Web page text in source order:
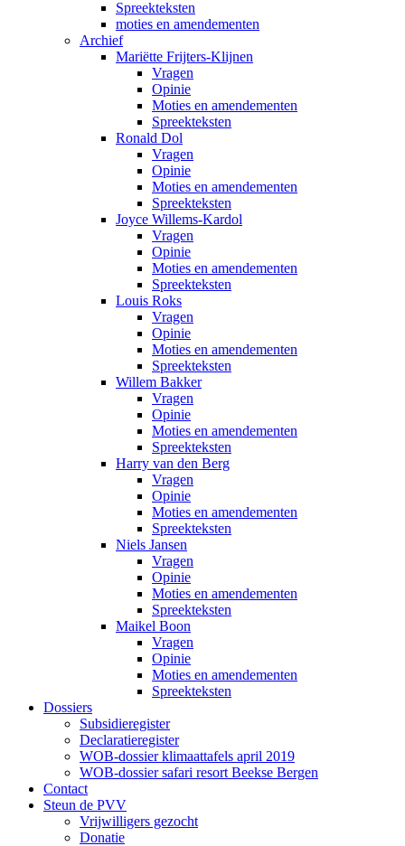
Spreekteksten
moties en amendementen
Archief
Mariëtte Frijters-Klijnen
Vragen
Opinie
Moties en amendementen
Spreekteksten
Ronald Dol
Vragen
Opinie
Moties en amendementen
Spreekteksten
Joyce Willems-Kardol
Vragen
Opinie
Moties en amendementen
Spreekteksten
Louis Roks
Vragen
Opinie
Moties en amendementen
Spreekteksten
Willem Bakker
Vragen
Opinie
Moties en amendementen
Spreekteksten
Harry van den Berg
Vragen
Opinie
Moties en amendementen
Spreekteksten
Niels Jansen
Vragen
Opinie
Moties en amendementen
Spreekteksten
Maikel Boon
Vragen
Opinie
Moties en amendementen
Spreekteksten
Dossiers
Subsidieregister
Declaratieregister
WOB-dossier klimaattafels april 2019
WOB-dossier safari resort Beekse Bergen
Contact
Steun de PVV
Vrijwilligers gezocht
Donatie